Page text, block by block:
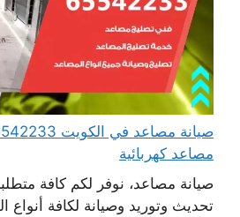
مصاعد كهربائية
صيانة مصاعد، نوفر لكم كافة
تحديث وتوريد وصيانة لكافة أنواع